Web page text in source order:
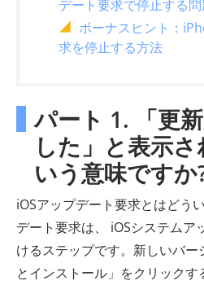
デート要求で停止する
ボーナスヒント：
求を停止する方法
パート 1. 「更
した」と表示
いう意味ですか
iOSアップデート要求とはどう
デート要求は、 iOSシステムア
けるステップです。新しいバ
とインストール」をクリック